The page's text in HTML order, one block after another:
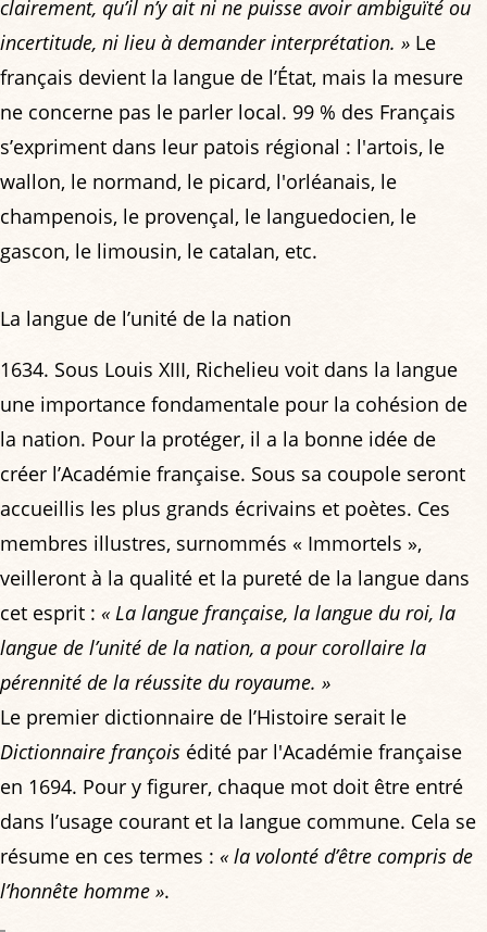
clairement, qu’il n’y ait ni ne puisse avoir ambiguïté ou
incertitude, ni lieu à demander interprétation. » Le
français devient la langue de l’État, mais la mesure
ne concerne pas le parler local. 99 % des Français
s’expriment dans leur patois régional : l'artois, le
wallon, le normand, le picard, l'orléanais, le
champenois, le provençal, le languedocien, le
gascon, le limousin, le catalan, etc.
La langue de l’unité de la nation
1634. Sous Louis XIII, Richelieu voit dans la langue
une importance fondamentale pour la cohésion de
la nation. Pour la protéger, il a la bonne idée de
créer l’Académie française. Sous sa coupole seront
accueillis les plus grands écrivains et poètes. Ces
membres illustres, surnommés « Immortels »,
veilleront à la qualité et la pureté de la langue dans
cet esprit : « La langue française, la langue du roi, la
langue de l’unité de la nation, a pour corollaire la
pérennité de la réussite du royaume. »
Le premier dictionnaire de l’Histoire serait le
Dictionnaire françois édité par l'Académie française
en 1694. Pour y figurer, chaque mot doit être entré
dans l’usage courant et la langue commune. Cela se
résume en ces termes : « la volonté d’être compris de
l’honnête homme ».